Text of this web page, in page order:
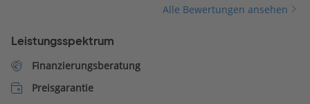
Alle Bewertungen ansehen
Leistungsspektrum
Finanzierungsberatung
Preisgarantie